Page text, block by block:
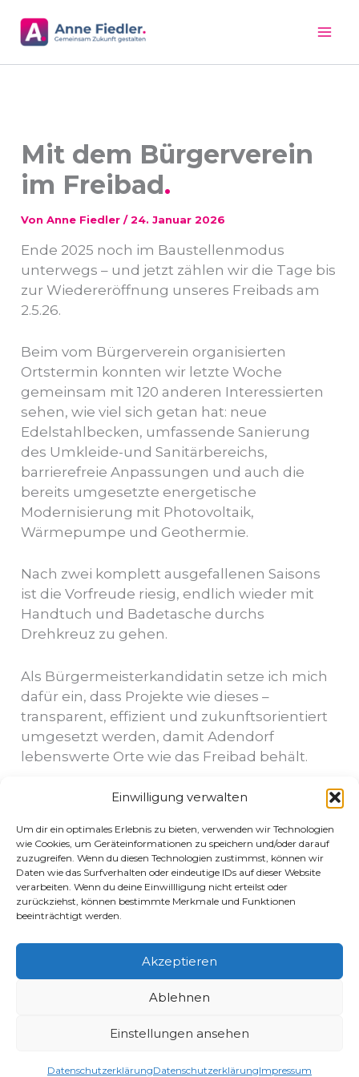
Einwilligung verwalten
Um dir ein optimales Erlebnis zu bieten, verwenden wir Technologien
wie Cookies, um Geräteinformationen zu speichern und/oder darauf
zuzugreifen. Wenn du diesen Technologien zustimmst, können wir
Daten wie das Surfverhalten oder eindeutige IDs auf dieser Website
verarbeiten. Wenn du deine Einwillligung nicht erteilst oder
zurückziehst, können bestimmte Merkmale und Funktionen
beeinträchtigt werden.
Akzeptieren
Ablehnen
Einstellungen ansehen
DatenschutzerklärungDatenschutzerklärungImpressum
Inhalt
springen
Mit dem Bürgerverein
im Freibad
VonAnne Fiedler/24. Januar 2026
Ende 2025 noch im Baustellenmodus
unterwegs – und jetzt zählen wir die Tage bis
zur Wiedereröffnung unseres Freibads am
2.5.26.
Beim vom Bürgerverein organisierten
Ortstermin konnten wir letzte Woche
gemeinsam mit 120 anderen Interessierten
sehen, wie viel sich getan hat: neue
Edelstahlbecken, umfassende Sanierung
des Umkleide-und Sanitärbereichs,
barrierefreie Anpassungen und auch die
bereits umgesetzte energetische
Modernisierung mit Photovoltaik,
Wärmepumpe und Geothermie.
Nach zwei komplett ausgefallenen Saisons
ist die Vorfreude riesig, endlich wieder mit
Handtuch und Badetasche durchs
Drehkreuz zu gehen.
Als Bürgermeisterkandidatin setze ich mich
dafür ein, dass Projekte wie dieses –
transparent, effizient und zukunftsorientiert
umgesetzt werden, damit Adendorf
lebenswerte Orte wie das Freibad behält.
Worauf freut ihr euch im „neuen“ Freibad am
Kinderbereich oder einfach nur Füße ins
Wasser hängen?
ZURÜCK
Datenschutzerklärung